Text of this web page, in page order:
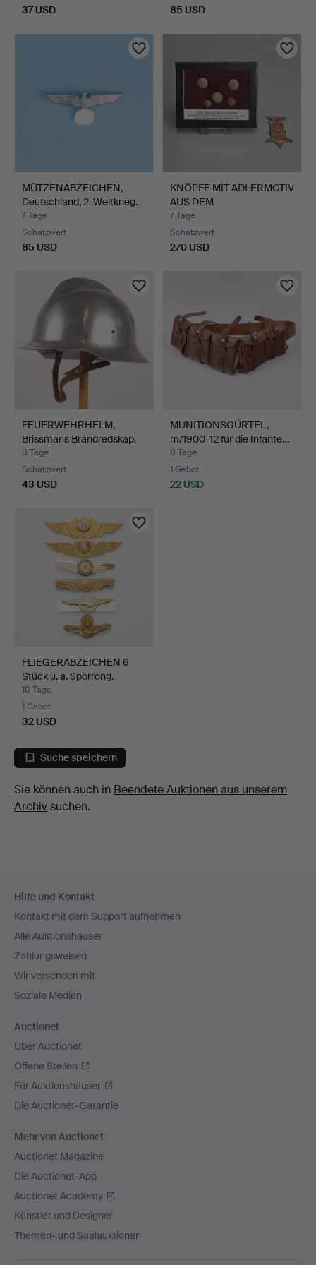
37 USD 85 USD
MÜTZENABZEICHEN,
Deutschland, 2. Weltkrieg.
7 Tage
Schätzwert
85 USD
KNÖPFE MIT ADLERMOTIV
AUS DEM
AMERIKANISCH…
7 Tage
Schätzwert
270 USD
FEUERWEHRHELM,
Brissmans Brandredskap,
Hal…
8 Tage
Schätzwert
43 USD
MUNITIONSGÜRTEL,
m/1900-12 für die Infante…
8 Tage
1 Gebot
22 USD
FLIEGERABZEICHEN 6
Stück u. a. Sporrong.
10 Tage
1 Gebot
32 USD
Suche speichern
Sie können auch in Beendete Auktionen aus unserem
Archivsuchen.
Navigation
Hilfe und Kontakt
Kontakt mit dem Support aufnehmen
Alle Auktionshäuser
Zahlungsweisen
Wir versenden mit
Soziale Medien
Auctionet
Über Auctionet
Offene Stellen
Für Auktionshäuser
Die Auctionet-Garantie
Mehr von Auctionet
Auctionet Magazine
Die Auctionet-App
Auctionet Academy
Künstler und Designer
Themen- und Saalauktionen